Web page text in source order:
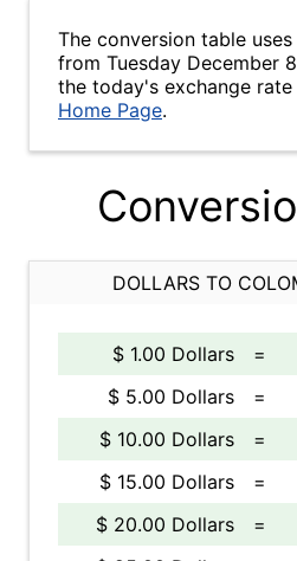
The conversion table
from Tuesday December
the today's exchange
Home Page.
DOLLARS TO
$ 1.00 Dollars =
$ 5.00 Dollars
=
$ 10.00 Dollars
=
$ 15.00 Dollars
=
$ 20.00 Dollars
=